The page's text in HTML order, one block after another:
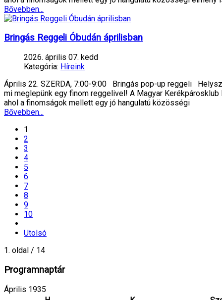
Bővebben...
Bringás Reggeli Óbudán áprilisban
2026. április 07. kedd
Kategória: Híreink
Április 22. SZERDA, 7:00-9:00 Bringás pop-up reggeli
mi meglepünk egy finom reggelivel! A Magyar
ahol a finomságok mellett egy jó hangulatú közösségi
Bővebben...
1
2
3
4
5
6
7
8
9
10
Utolsó
1. oldal / 14
Programnaptár
Április 1935